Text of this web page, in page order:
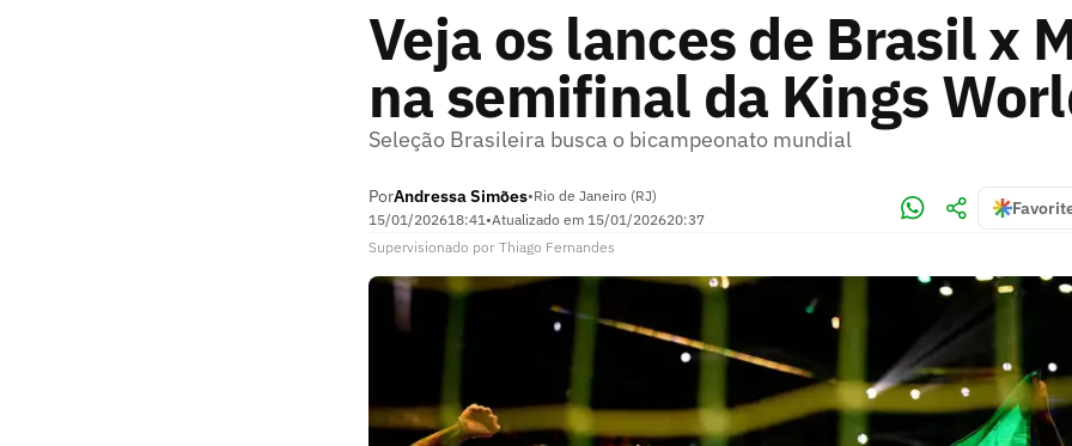
Veja os lances de Brasil x
na semifinal da Kings
Seleção Brasileira busca o bicampeonato mundial
PorAndressa Simões•Rio de Janeiro (RJ)
15/01/202618:41•Atualizado em 15/01/202620:37
Supervisionado por Thiago Fernandes